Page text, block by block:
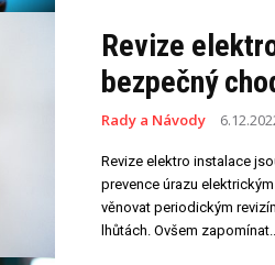
Revize
bezpečný
Rady a Návody
Revize elektro instalace
prevence úrazu
věnovat periodickým
lhůtách. Ovšem